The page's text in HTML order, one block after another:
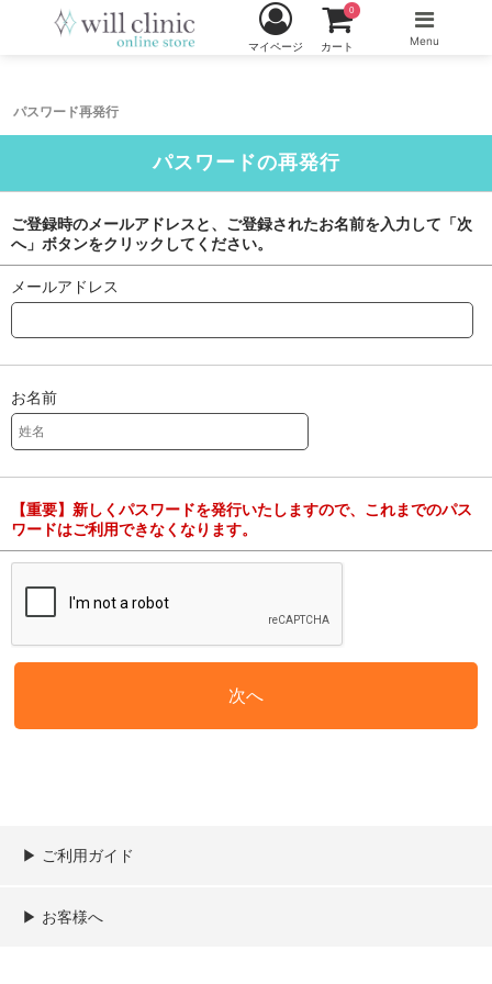
パスワード再発行
マイページ カート
0
Menu
パスワードの再発行
ご登録時のメールアドレスと、ご登録されたお名前を入力して「次
へ」ボタンをクリックしてください。
メールアドレス
お名前
【重要】新しくパスワードを発行いたしますので、これまでのパス
ワードはご利用できなくなります。
▶︎ ご利用ガイド
ご利用ガイド
決済／配送／送料について
取り扱い商品一覧
顧客情報の取扱について
特定商取引法の表記
▶︎ お客様へ